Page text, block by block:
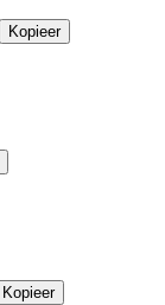
Kopieer
Kopieer